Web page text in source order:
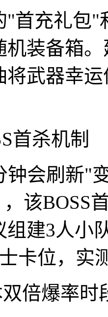
"首充礼包"
机装备箱
将武器幸
首杀机制
钟会刷新"
，该BOSS
组建3人小
卡位，实
倍爆率时